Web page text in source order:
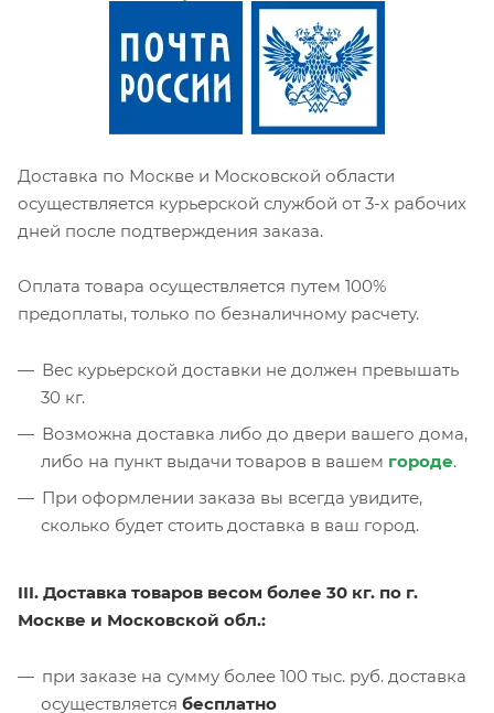
Доставка по Москве и Московской области
осуществляется курьерской службой от 3-х рабочих
дней после подтверждения заказа.
Оплата товара осуществляется путем 100%
предоплаты, только по безналичному расчету.
Вес курьерской доставки не должен превышать
30 кг.
Возможна доставка либо до двери вашего дома,
либо на пункт выдачи товаров в вашем городе.
При оформлении заказа вы всегда увидите,
сколько будет стоить доставка в ваш город.
III. Доставка товаров весом более 30 кг. по г.
Москве и Московской обл.:
при заказе на сумму более 100 тыс. руб. доставка
осуществляется бесплатно